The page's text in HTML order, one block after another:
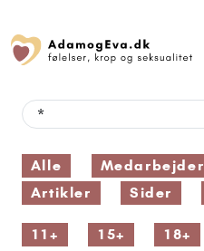
Alle Medarbejder
Artikler
Sider
11+ 15+ 18+